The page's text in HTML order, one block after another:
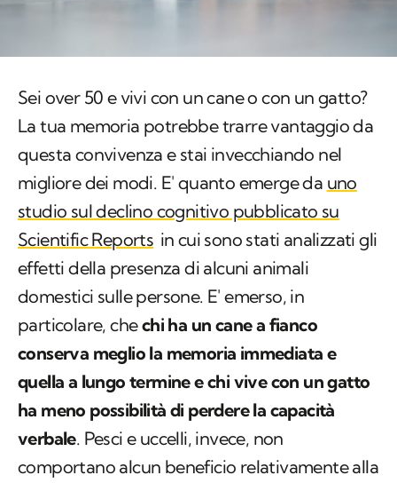
Sei over 50 e vivi con un cane o con un gatto?
La tua memoria potrebbe trarre vantaggio da
questa convivenza e stai invecchiando nel
migliore dei modi. E' quanto emerge da uno
studio sul declino cognitivo pubblicato su
Scientific Reports in cui sono stati analizzati gli
effetti della presenza di alcuni animali
domestici sulle persone. E' emerso, in
particolare, chechi ha un cane a fianco
conserva meglio la memoria immediata e
quella a lungo termine e chi vive con un gatto
ha meno possibilità di perdere la capacità
verbale. Pesci e uccelli, invece, non
comportano alcun beneficio relativamente alla